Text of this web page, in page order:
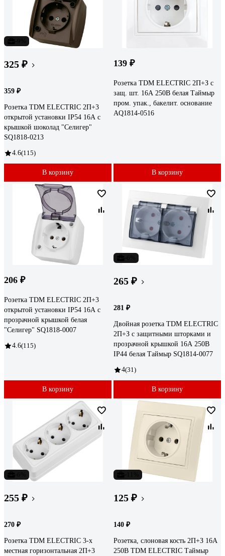
325 ₽
359 ₽
Розетка TDM ELECTRIC 2П+3
открытой установки IP54 16А с
крышкой шоколад "Селигер"
SQ1818-0213
4.6(115)
В корзину
139 ₽
Розетка TDM ELECTRIC 2П+З с
защ. шт. 16А 250В белая Таймыр
пром. упак., бакелит. основание
AQ1814-0516
В корзину
206 ₽
Розетка TDM ELECTRIC 2П+3
открытой установки IP54 16А с
прозрачной крышкой белая
"Селигер" SQ1818-0007
4.6(115)
В корзину
265 ₽
281 ₽
Двойная розетка TDM ELECTRIC
2П+З с защитными шторками и
прозрачной крышкой 16А 250В
IP44 белая Таймыр SQ1814-0077
4(31)
В корзину
255 ₽
270 ₽
Розетка TDM ELECTRIC 3-х
местная горизонтальная 2П+3
125 ₽
140 ₽
Розетка, слоновая кость 2П+З 16А
250В TDM ELECTRIC Таймыр